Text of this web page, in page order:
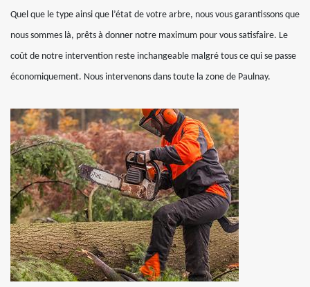
Quel que le type ainsi que l’état de votre arbre, nous vous garantissons que
nous sommes là, prêts à donner notre maximum pour vous satisfaire. Le
coût de notre intervention reste inchangeable malgré tous ce qui se passe
économiquement. Nous intervenons dans toute la zone de Paulnay.